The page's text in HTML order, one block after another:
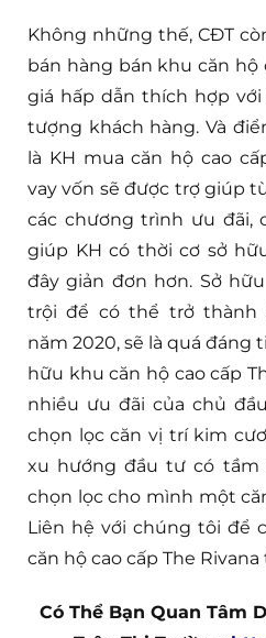
Không những thế, CĐT
bán hàng bán khu căn hộ
giá hấp dẫn thích hợp
tượng khách hàng. Và
là KH mua căn hộ cao
vay vốn sẽ được trợ giúp
các chương trình ưu đãi,
giúp KH có thời cơ sở
đây giản đơn hơn. Sở
trội để có thể trở thành
năm 2020, sẽ là quá đáng
hữu khu căn hộ cao cấp
nhiều ưu đãi của chủ
chọn lọc căn vị trí kim
xu hướng đầu tư có tầm
chọn lọc cho mình một
Liên hệ với chúng tôi để
căn hộ cao cấp The Rivana
Có Thể Bạn Quan Tâm